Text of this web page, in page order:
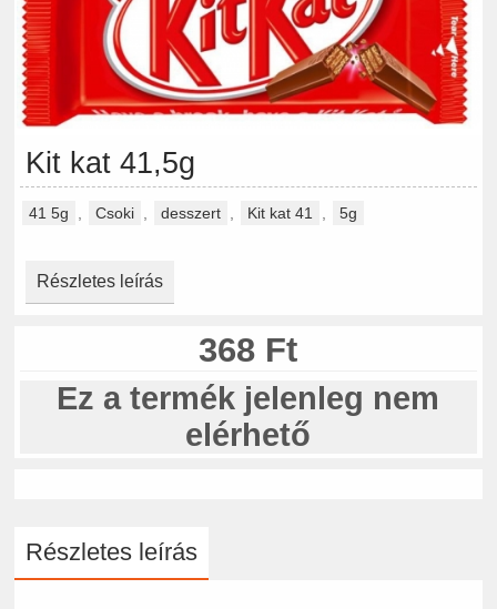
Kit kat 41,5g
41 5g , Csoki , desszert , Kit kat 41 , 5g
Részletes leírás
368 Ft
Ez a termék jelenleg nem
elérhető
Részletes leírás